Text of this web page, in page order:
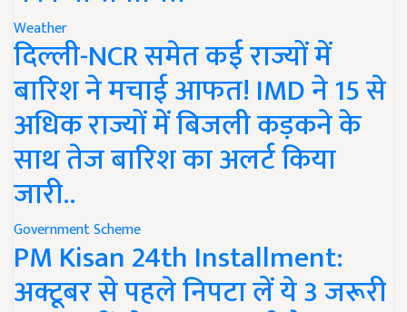
Weather
दिल्ली-NCR समेत कई राज्यों में
बारिश ने मचाई आफत! IMD ने 15 से
अधिक राज्यों में बिजली कड़कने के
साथ तेज बारिश का अलर्ट किया
जारी..
Government Scheme
PM Kisan 24th Installment:
अक्टूबर से पहले निपटा लें ये 3 जरूरी